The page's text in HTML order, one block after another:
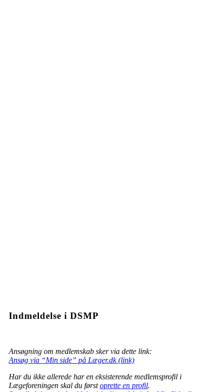
Indmeldelse i DSMP
Ansøgning om medlemskab sker via dette link:
Ansøg via “Min side” på Læger.dk (link)
Har du ikke allerede har en eksisterende medlemsprofil i
Lægeforeningen skal du førstoprette en profil.